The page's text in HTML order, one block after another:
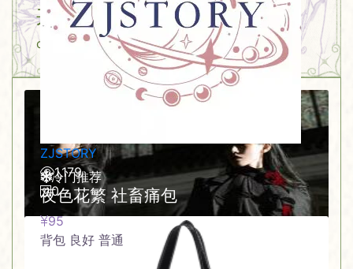
共 43件藏品
chamber
ZJSTORY
1,179
0
冷门推荐
夜色花繁 社畜痛包
95
背包 良好 普通